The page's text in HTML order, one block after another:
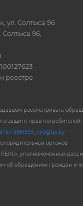
ул. Солтыса 96
96,
реестре
рассматривать
защите прав потребителей:
, info@tpi.by
органов
уполномоченных
об обращениях граждан и